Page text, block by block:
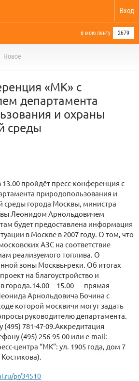
Вход
в мою ленту 2679
Новое
«МК» с
департамента
и охраны
среды
13.00 пройдёт пресс-конференция с
природопользования и
города Москвы, министра
Леонидом Арнольдовичем
будет предоставлена информация
в Москве в 2007 году. О том, что
АЗС на соответствие
реализуемого топлива. О
зоны Москвы-реки. Об итогах
на благоустройство и
города.14.00—15.00 — прямая
Арнольдовича Бочина с
которой москвичи могут задать
руководителю департамента.
(495) 781-47-09.Аккредитация
(495) 256-95-00 или e-mail:
центра “МК”: ул. 1905 года, дом 7
pr/34510